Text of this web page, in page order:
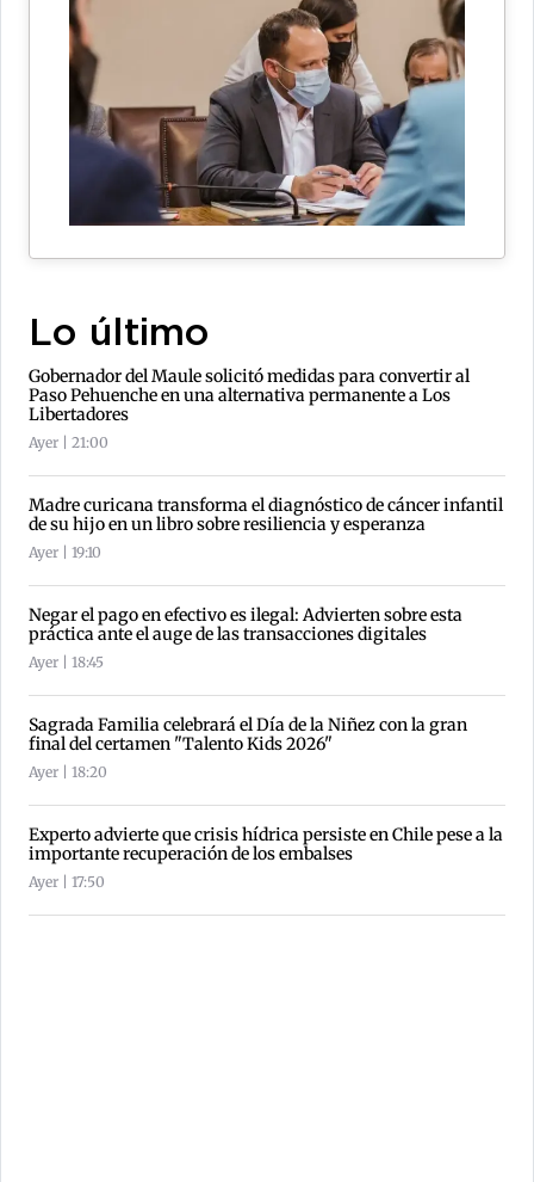
Lo último
Gobernador del Maule solicitó medidas para convertir al
Paso Pehuenche en una alternativa permanente a Los
Libertadores
Ayer | 21:00
Madre curicana transforma el diagnóstico de cáncer infantil
de su hijo en un libro sobre resiliencia y esperanza
Ayer | 19:10
Negar el pago en efectivo es ilegal: Advierten sobre esta
práctica ante el auge de las transacciones digitales
Ayer | 18:45
Sagrada Familia celebrará el Día de la Niñez con la gran
final del certamen "Talento Kids 2026"
Ayer | 18:20
Experto advierte que crisis hídrica persiste en Chile pese a la
importante recuperación de los embalses
Ayer | 17:50